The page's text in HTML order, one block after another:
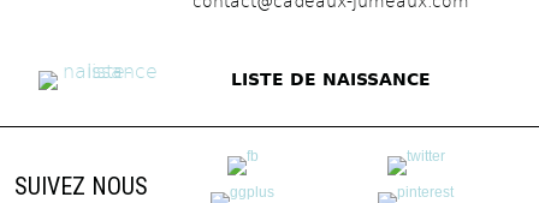
LISTE DE NAISSANCE
SUIVEZ NOUS